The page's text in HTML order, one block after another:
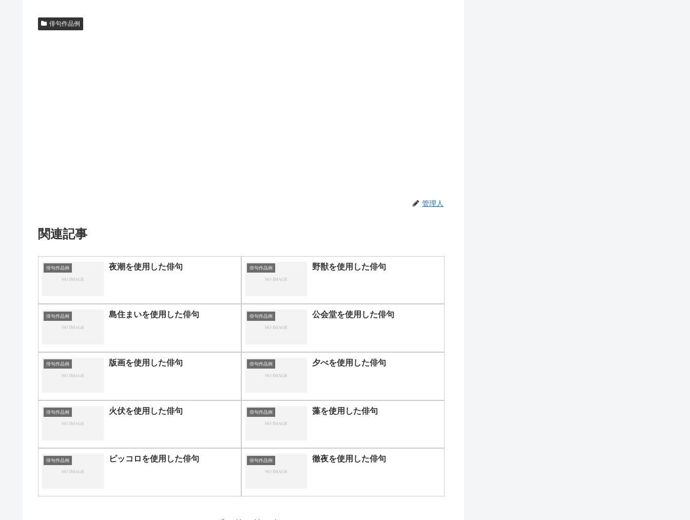
俳句作品例
管理人
関連記事
俳句作品例 夜潮を使用した俳句 俳句作品例 野獣を使用した俳句
俳句作品例 島住まいを使用した俳句 俳句作品例 公会堂を使用した俳句
俳句作品例 版画を使用した俳句 俳句作品例 夕べを使用した俳句
俳句作品例 火伏を使用した俳句 俳句作品例 藻を使用した俳句
俳句作品例 ピッコロを使用した俳句 俳句作品例 徹夜を使用した俳句